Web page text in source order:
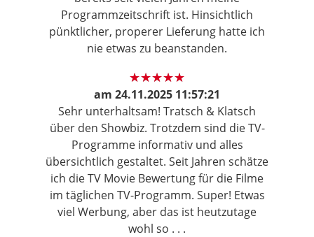
Programmzeitschrift ist. Hinsichtlich
pünktlicher, properer Lieferung hatte ich
nie etwas zu beanstanden.
am 24.11.2025 11:57:21
Sehr unterhaltsam! Tratsch & Klatsch
über den Showbiz. Trotzdem sind die TV-
Programme informativ und alles
übersichtlich gestaltet. Seit Jahren schätze
ich die TV Movie Bewertung für die Filme
im täglichen TV-Programm. Super! Etwas
viel Werbung, aber das ist heutzutage
wohl so . . .